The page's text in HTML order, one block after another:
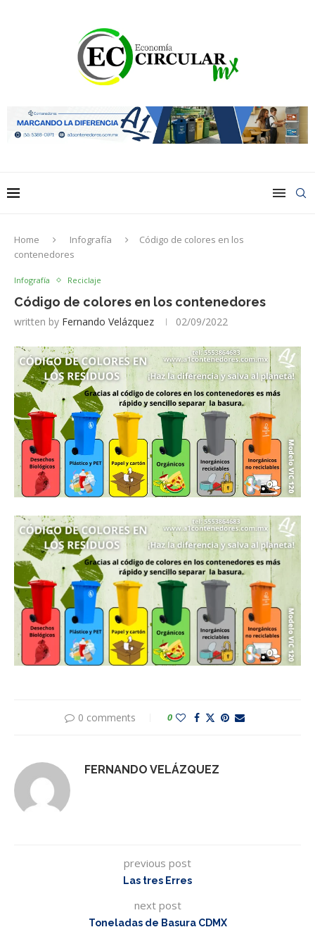
Home Infografía
Código de colores en los
contenedores
Infografía Reciclaje
Código de colores en los contenedores
written by Fernando Velázquez 02/09/2022
0 comments 0
FERNANDO VELÁZQUEZ
previous post
Las tres Erres
next post
Toneladas de Basura CDMX